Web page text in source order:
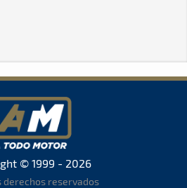
© 1999 - 2026
derechos reservados